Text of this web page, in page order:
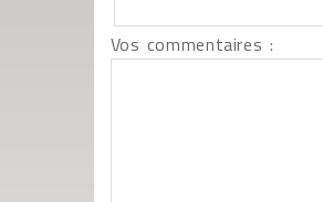
Vos commentaires :